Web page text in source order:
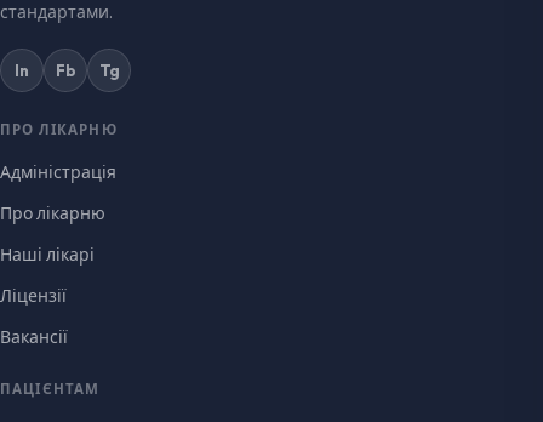
стандартами.
In Fb Tg
ПРО ЛІКАРНЮ
Адміністрація
Про лікарню
Наші лікарі
Ліцензії
Вакансії
ПАЦІЄНТАМ